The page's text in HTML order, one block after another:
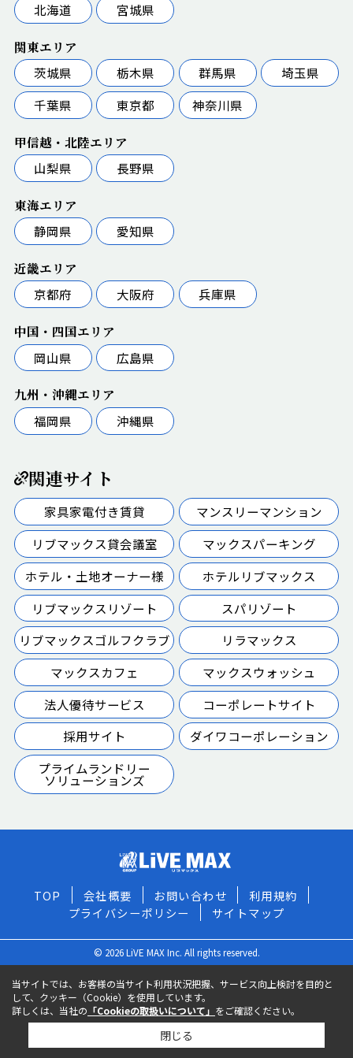
北海道
宮城県
関東エリア
茨城県
栃木県 群馬県
埼玉県
千葉県
東京都 神奈川県
甲信越・北陸エリア
山梨県
長野県
東海エリア
静岡県
愛知県
近畿エリア
京都府
大阪府 兵庫県
中国・四国エリア
岡山県
広島県
九州・沖縄エリア
福岡県
沖縄県
関連サイト
家具家電付き賃貸
マンスリーマンション
リブマックス貸会議室
マックスパーキング
ホテル・土地オーナー様
ホテルリブマックス
リブマックスリゾート
スパリゾート
リブマックスゴルフクラブ
リラマックス
マックスカフェ
マックスウォッシュ
法人優待サービス
コーポレートサイト
採用サイト
ダイワコーポレーション
プライムランドリー
ソリューションズ
TOP 会社概要 お問い合わせ
利用規約
プライバシーポリシー
サイトマップ
© 2026 LiVE MAX Inc. All rights reserved.
当サイトでは、お客様の当サイト利用状況把握、サービス向上検討を目的と
して、クッキー（Cookie）を使用しています。
詳しくは、当社の 「Cookieの取扱いについて」 をご確認ください。
閉じる